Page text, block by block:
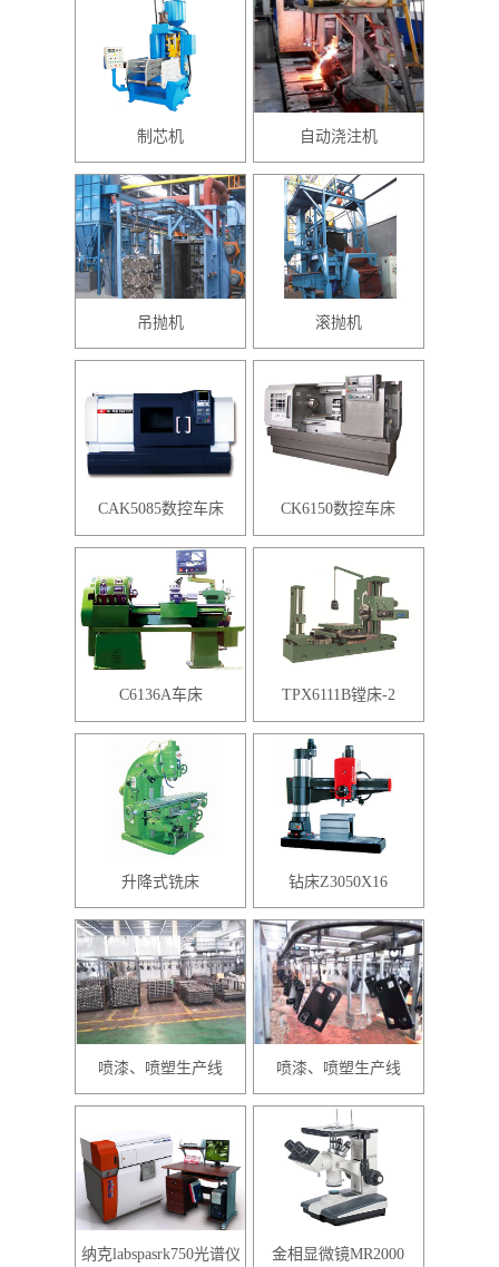
制芯机 自动浇注机
吊抛机 滚抛机
CAK5085数控车床 CK6150数控车床
C6136A车床 TPX6111B镗床-2
升降式铣床 钻床Z3050X16
喷漆、喷塑生产线 喷漆、喷塑生产线
纳克labspasrk750光谱仪 金相显微镜MR2000